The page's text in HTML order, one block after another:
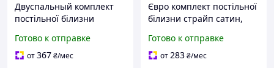
Двуспальный комплект
постільної білизни
простирадло на гумці
160*200*25
Готово к отправке
от367₴/мес
Євро комплект постільної
білизни страйп сатин,
180*200*25
Готово к отправке
от283₴/мес